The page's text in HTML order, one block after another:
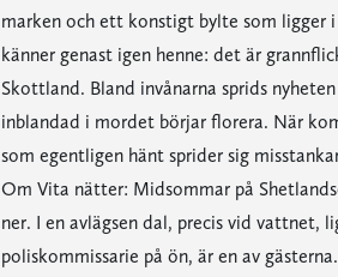
marken och ett konstigt bylte som ligger i
känner genast igen henne: det är
Skottland. Bland invånarna sprids
inblandad i mordet börjar florera. När
som egentligen hänt sprider sig
Om Vita nätter: Midsommar på
ner. I en avlägsen dal, precis vid vattnet,
poliskommissarie på ön, är en av